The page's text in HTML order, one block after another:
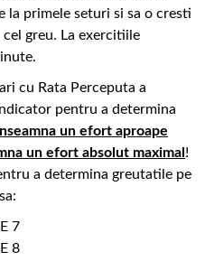
la primele seturi si sa o cresti
greu. La exercitiile
cu Rata Perceputa a
pentru a determina
un efort aproape
un efort absolut maximal !
a determina greutatile pe
7
8